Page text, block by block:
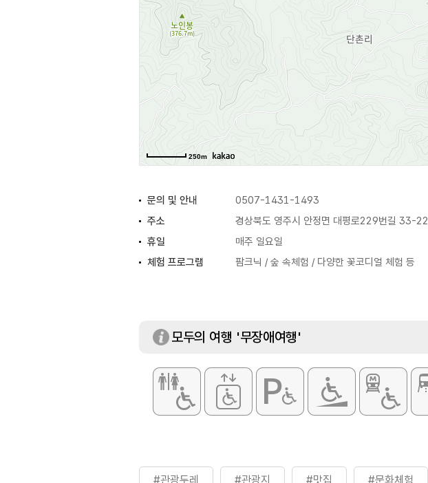
250m
문의 및 안내 0507-1431-1493
주소
경상북도 영주시 안정면 대평로229번길 33-22
휴일
매주 일요일
체험 프로그램
팜크닉 / 숲 속체험 / 다양한 꽃코디얼 체험 등
모두의 여행 '무장애여행'
#관광두레 #관광지 #맛집 #문화체험